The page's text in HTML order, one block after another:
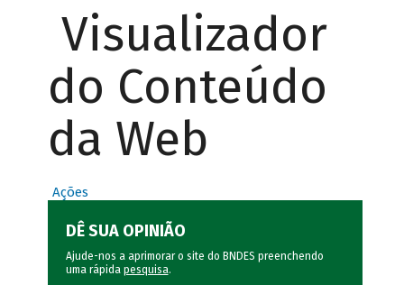
Visualizador
do Conteúdo
da Web
Ações
DÊ SUA OPINIÃO
Ajude-nos a aprimorar o site do BNDES preenchendo
uma rápida pesquisa.